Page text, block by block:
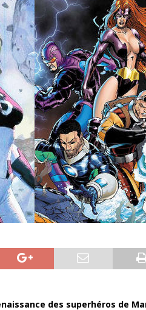
des superhéros de